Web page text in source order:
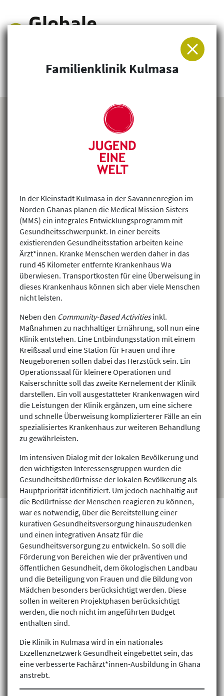
Arbeitsgemeinschaft für Entwicklung und
Projekte finden
Familienklinik Kulmasa
In der Kleinstadt Kulmasa in der Savannenregion im
Norden Ghanas planen die Medical Mission Sisters
(MMS) ein integrales Entwicklungsprogramm mit
Gesundheitsschwerpunkt. In einer bereits
existierenden Gesundheitsstation arbeiten keine
Ärzt*innen. Kranke Menschen werden daher in das
rund 45 Kilometer entfernte Krankenhaus Wa
überwiesen. Transportkosten für eine Überweisung in
dieses Krankenhaus können sich aber viele Menschen
nicht leisten.
Neben den Community-Based Activitiesinkl.
Maßnahmen zu nachhaltiger Ernährung, soll nun eine
Klinik entstehen. Eine Entbindungsstation mit einem
Kreißsaal und eine Station für Frauen und ihre
Neugeborenen sollen dabei das Herzstück sein. Ein
Operationssaal für kleinere Operationen und
Kaiserschnitte soll das zweite Kernelement der Klinik
darstellen. Ein voll ausgestatteter Krankenwagen wird
die Leistungen der Klinik ergänzen, um eine sichere
und schnelle Überweisung komplizierterer Fälle an ein
spezialisiertes Krankenhaus zur weiteren Behandlung
zu gewährleisten.
Im intensiven Dialog mit der lokalen Bevölkerung und
den wichtigsten Interessensgruppen wurden die
Gesundheitsbedürfnisse der lokalen Bevölkerung als
Hauptpriorität identifiziert. Um jedoch nachhaltig auf
die Bedürfnisse der Menschen reagieren zu können,
war es notwendig, über die Bereitstellung einer
kurativen Gesundheitsversorgung hinauszudenken
und einen integrativen Ansatz für die
Gesundheitsversorgung zu entwickeln. So soll die
Förderung von Bereichen wie der präventiven und
öffentlichen Gesundheit, dem ökologischen Landbau
und die Beteiligung von Frauen und die Bildung von
Mädchen besonders berücksichtigt werden. Diese
sollen in weiteren Projektphasen berücksichtigt
werden, die noch nicht im angeführten Budget
enthalten sind.
Die Klinik in Kulmasa wird in ein nationales
Exzellenznetzwerk Gesundheit eingebettet sein, das
eine verbesserte Fachärzt*innen-Ausbildung in Ghana
anstrebt.